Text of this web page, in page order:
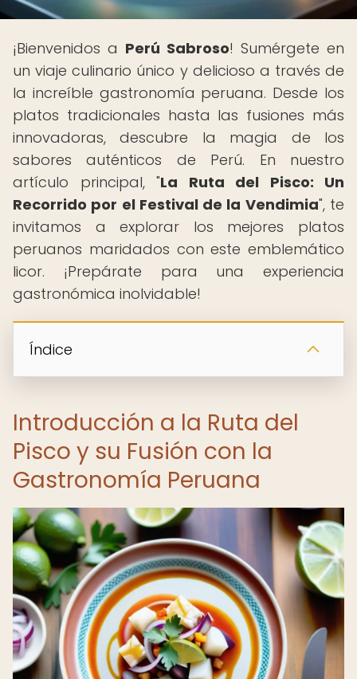
¡Bienvenidos a Perú Sabroso! Sumérgete en
un viaje culinario único y delicioso a través de
la increíble gastronomía peruana. Desde los
platos tradicionales hasta las fusiones más
innovadoras, descubre la magia de los
sabores auténticos de Perú. En nuestro
artículo principal, "La Ruta del Pisco: Un
Recorrido por el Festival de la Vendimia", te
invitamos a explorar los mejores platos
peruanos maridados con este emblemático
licor. ¡Prepárate para una experiencia
gastronómica inolvidable!
Índice
Introducción a la Ruta del
Pisco y su Fusión con la
Gastronomía Peruana